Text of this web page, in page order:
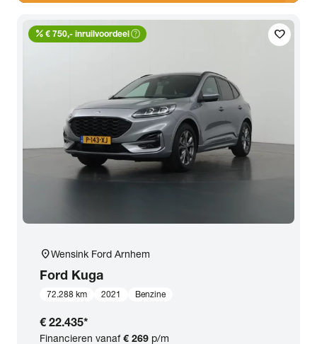
favorite
percent € 750,- inruilvoordeelhelp_outline
location_onWensink Ford Arnhem
Ford Kuga
72.288 km 2021 Benzine
€ 22.435*
Financieren vanaf€ 269 p/m